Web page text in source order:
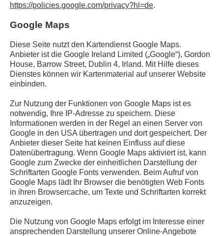
https://policies.google.com/privacy?hl=de.
Google Maps
Diese Seite nutzt den Kartendienst Google Maps.
Anbieter ist die Google Ireland Limited („Google“), Gordon
House, Barrow Street, Dublin 4, Irland. Mit Hilfe dieses
Dienstes können wir Kartenmaterial auf unserer Website
einbinden.
Zur Nutzung der Funktionen von Google Maps ist es
notwendig, Ihre IP-Adresse zu speichern. Diese
Informationen werden in der Regel an einen Server von
Google in den USA übertragen und dort gespeichert. Der
Anbieter dieser Seite hat keinen Einfluss auf diese
Datenübertragung. Wenn Google Maps aktiviert ist, kann
Google zum Zwecke der einheitlichen Darstellung der
Schriftarten Google Fonts verwenden. Beim Aufruf von
Google Maps lädt Ihr Browser die benötigten Web Fonts
in ihren Browsercache, um Texte und Schriftarten korrekt
anzuzeigen.
Die Nutzung von Google Maps erfolgt im Interesse einer
ansprechenden Darstellung unserer Online-Angebote